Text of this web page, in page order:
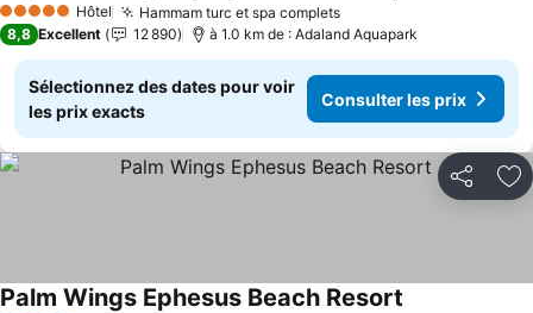
5 Étoiles Hôtel Hammam turc et spa complets
8,8 Excellent 12 890 à 1.0 km de : Adaland Aquapark
Sélectionnez des dates pour voir
les prix exacts
Consulter les prix
Partager
Palm Wings Ephesus Beach Resort